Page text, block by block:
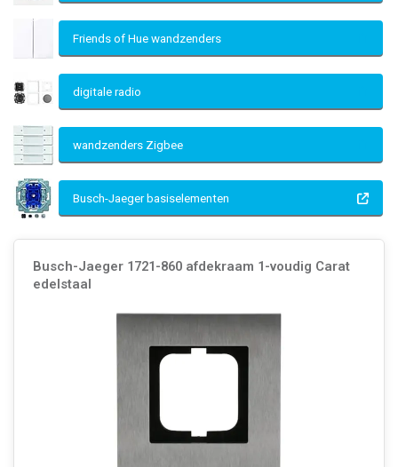
Friends of Hue wandzenders
digitale radio
wandzenders Zigbee
Busch-Jaeger basiselementen
Busch-Jaeger 1721-860 afdekraam 1-voudig Carat
edelstaal